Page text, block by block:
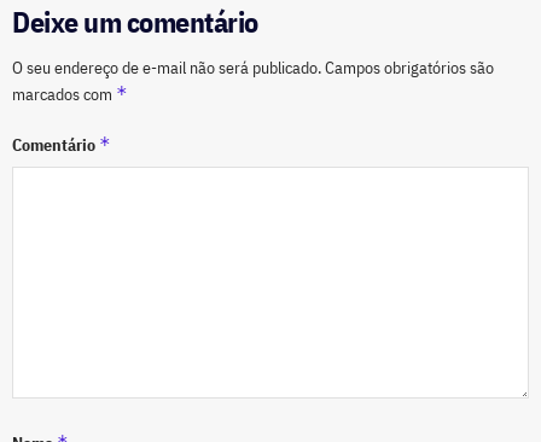
Deixe um comentário
O seu endereço de e-mail não será publicado.Campos obrigatórios são
marcados com *
Comentário *